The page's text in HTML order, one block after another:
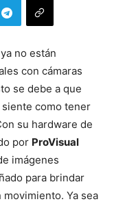
no están
con cámaras
se debe a que
siente como tener
su hardware de
por ProVisual
imágenes
para brindar
Ya sea